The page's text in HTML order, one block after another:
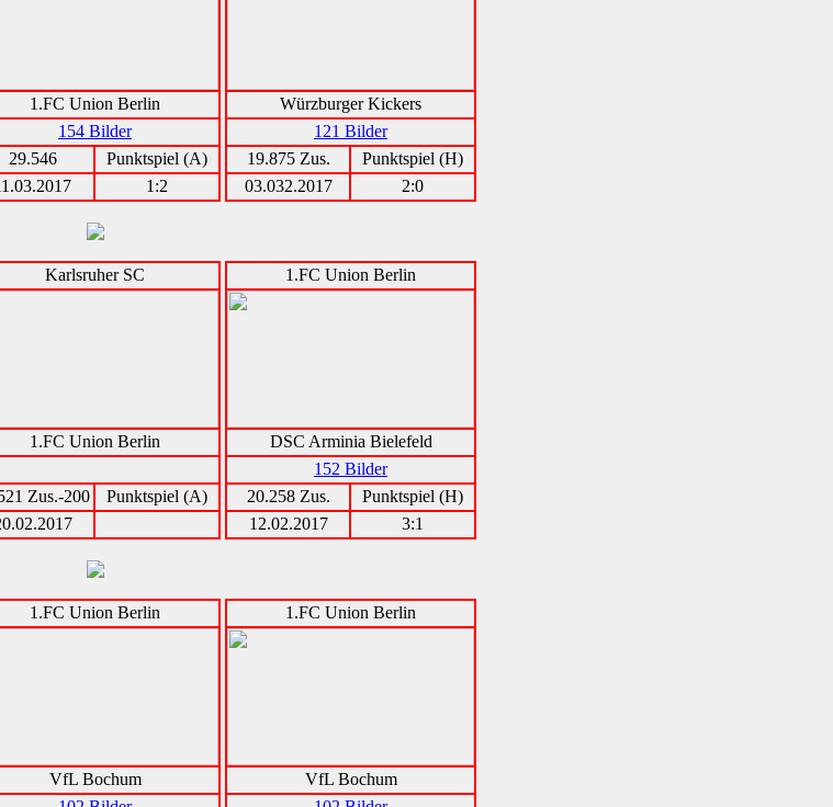
1.FC Union Berlin
154 Bilder
29.546
Punktspiel (A)
1:2
Würzburger Kickers
121 Bilder
19.875 Zus.
Punktspiel (H)
03.032.2017
2:0
Karlsruher SC
1.FC Union Berlin
Zus.-200
Punktspiel (A)
1.FC Union Berlin
DSC Arminia Bielefeld
152 Bilder
20.258 Zus.
Punktspiel (H)
12.02.2017
3:1
1.FC Union Berlin
VfL Bochum
1.FC Union Berlin
VfL Bochum